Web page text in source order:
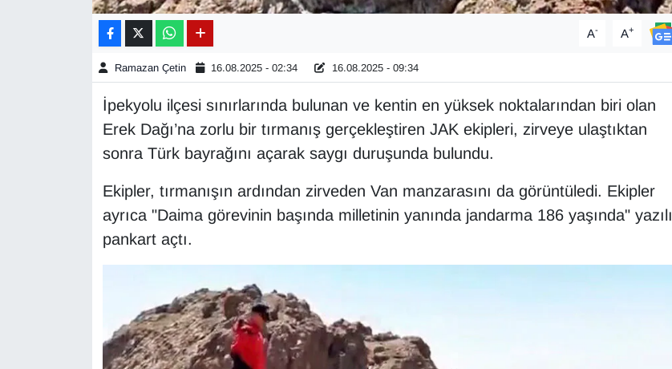
A- A+
Ramazan Çetin 16.08.2025 - 02:34 16.08.2025 - 09:34
İpekyolu ilçesi sınırlarında bulunan ve kentin en yüksek noktalarından biri olan
Erek Dağı’na zorlu bir tırmanış gerçekleştiren JAK ekipleri, zirveye ulaştıktan
sonra Türk bayrağını açarak saygı duruşunda bulundu.
Ekipler, tırmanışın ardından zirveden Van manzarasını da görüntüledi. Ekipler
ayrıca "Daima görevinin başında milletinin yanında jandarma 186 yaşında" yazılı
pankart açtı.
GENEL
HABERDE İNSAN
Kim Kimdir?